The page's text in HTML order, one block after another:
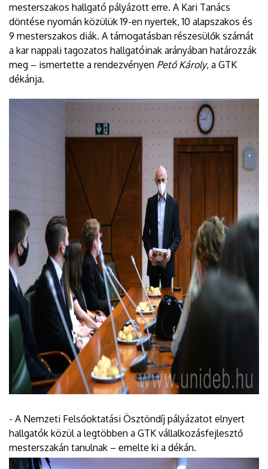
mesterszakos hallgató pályázott erre. A Kari Tanács
döntése nyomán közülük 19-en nyertek, 10 alapszakos és
9 mesterszakos diák. A támogatásban részesülők számát
a kar nappali tagozatos hallgatóinak arányában határozzák
meg – ismertette a rendezvényen Pető Károly, a GTK
dékánja.
- A Nemzeti Felsőoktatási Ösztöndíj pályázatot elnyert
hallgatók közül a legtöbben a GTK vállalkozásfejlesztő
mesterszakán tanulnak – emelte ki a dékán.